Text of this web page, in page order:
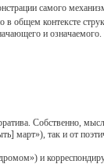
самого
в общем контексте
и означаемого.
Собственно,
март»), так и от
и